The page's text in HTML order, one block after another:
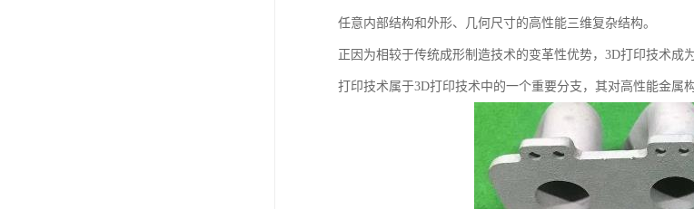
任意内部结构和外形、几何尺寸的高性能三维复杂结构。
正因为相较于传统成形制造技术的变革性优势，3D打印技术
打印技术属于3D打印技术中的一个重要分支，其对高性能金属